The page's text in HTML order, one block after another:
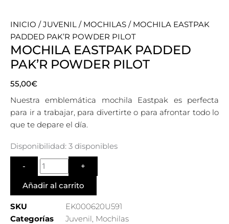
INICIO /JUVENIL / MOCHILAS / MOCHILA EASTPAK
PADDED PAK’R POWDER PILOT
MOCHILA EASTPAK PADDED
PAK’R POWDER PILOT
55,00€
Nuestra emblemática mochila Eastpak es perfecta
para ir a trabajar, para divertirte o para afrontar todo lo
que te depare el día.
Disponibilidad: 3 disponibles
Quantity
Añadir al carrito
SKU
EK000620U591
Categorías
Juvenil, Mochilas